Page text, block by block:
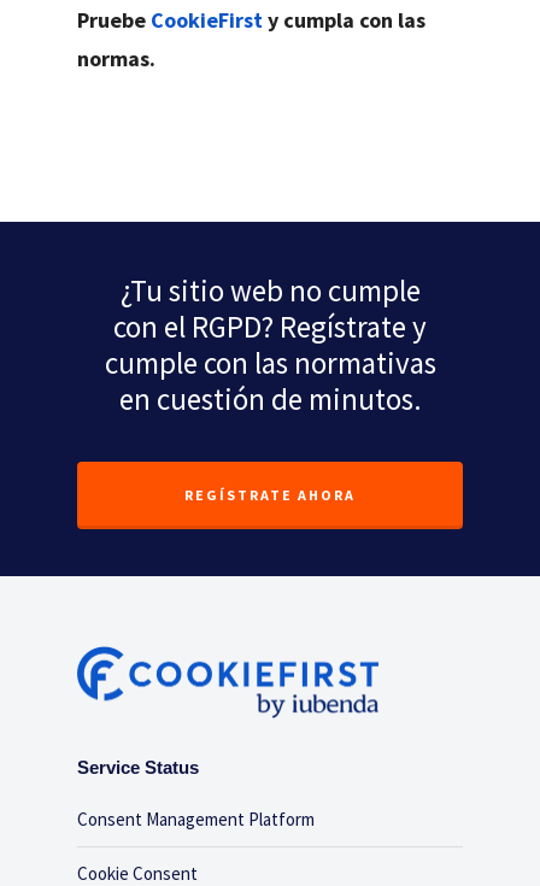
Pruebe CookieFirsty cumpla con las
normas.
¿Tu sitio web no cumple
con el RGPD? Regístrate y
cumple con las normativas
en cuestión de minutos.
REGÍSTRATE AHORA
Service Status
Consent Management Platform
Cookie Consent